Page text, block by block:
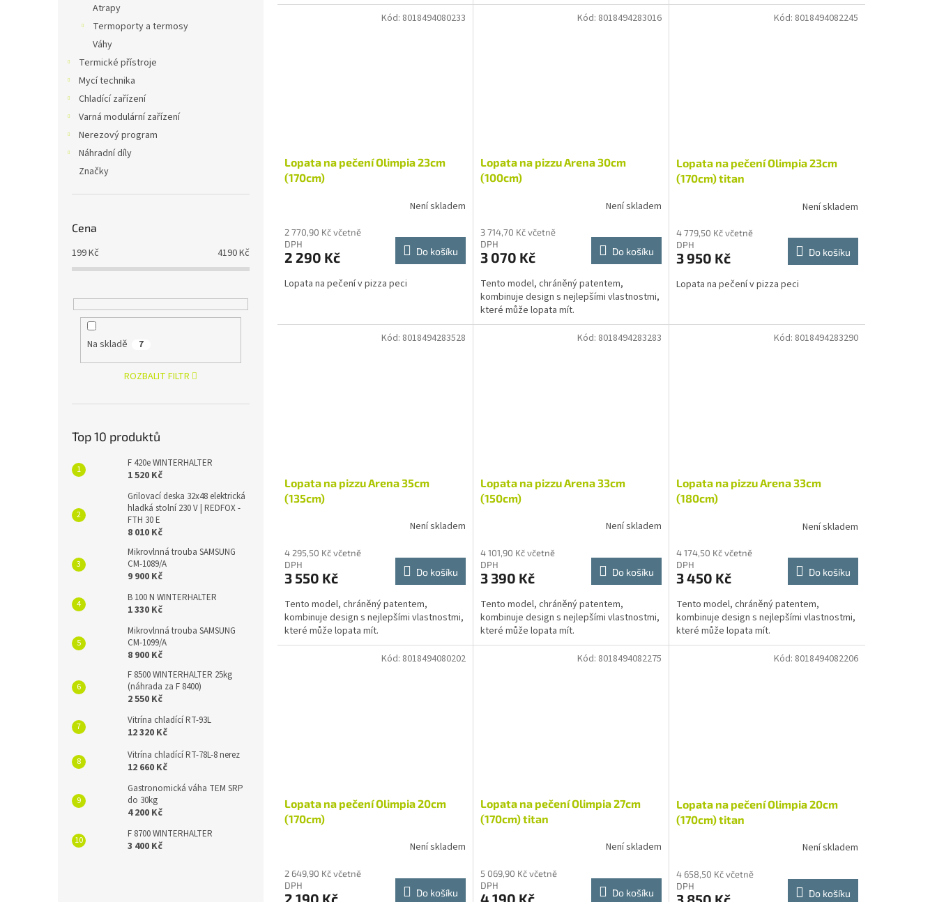
Atrapy
Termoporty a termosy
Váhy
Termické přístroje
Mycí technika
Chladící zařízení
Varná modulární zařízení
Nerezový program
Náhradní díly
Značky
Cena
199Kč 4190Kč
Na skladě 7
ROZBALIT FILTR
Top 10 produktů
F 420e WINTERHALTER
1 520 Kč
Grilovací deska 32x48 elektrická
hladká stolní 230 V | REDFOX -
FTH 30 E
8 010 Kč
Mikrovlnná trouba SAMSUNG
CM-1089/A
9 900 Kč
B 100 N WINTERHALTER
1 330 Kč
Mikrovlnná trouba SAMSUNG
CM-1099/A
8 900 Kč
F 8500 WINTERHALTER 25kg
(náhrada za F 8400)
2 550 Kč
Vitrína chladící RT-93L
12 320 Kč
Vitrína chladící RT-78L-8 nerez
12 660 Kč
Gastronomická váha TEM SRP
do 30kg
4 200 Kč
F 8700 WINTERHALTER
3 400 Kč
Lopata na pečení Olimpia 23cm
(170cm)
Není skladem
2 770,90 Kč včetně
DPH
2 290 Kč Do košíku
Lopata na pečení v pizza peci
Kód: 8018494080233
Lopata na pizzu Arena 30cm
(100cm)
Není skladem
3 714,70 Kč včetně
DPH
3 070 Kč Do košíku
Tento model, chráněný patentem,
kombinuje design s nejlepšími vlastnostmi,
které může lopata mít.
Kód: 8018494283016
Lopata na pečení Olimpia 23cm
(170cm) titan
Není skladem
4 779,50 Kč včetně
DPH
3 950 Kč Do košíku
Lopata na pečení v pizza peci
Kód: 8018494082245
Lopata na pizzu Arena 35cm
(135cm)
Není skladem
4 295,50 Kč včetně
DPH
3 550 Kč Do košíku
Tento model, chráněný patentem,
kombinuje design s nejlepšími vlastnostmi,
které může lopata mít.
Kód: 8018494283528
Lopata na pizzu Arena 33cm
(150cm)
Není skladem
4 101,90 Kč včetně
DPH
3 390 Kč Do košíku
Tento model, chráněný patentem,
kombinuje design s nejlepšími vlastnostmi,
které může lopata mít.
Kód: 8018494283283
Lopata na pizzu Arena 33cm
(180cm)
Není skladem
4 174,50 Kč včetně
DPH
3 450 Kč Do košíku
Tento model, chráněný patentem,
kombinuje design s nejlepšími vlastnostmi,
které může lopata mít.
Kód: 8018494283290
Lopata na pečení Olimpia 20cm
(170cm)
Není skladem
2 649,90 Kč včetně
DPH
2 190 Kč Do košíku
Kód: 8018494080202
Lopata na pečení Olimpia 27cm
(170cm) titan
Není skladem
5 069,90 Kč včetně
DPH
4 190 Kč Do košíku
Kód: 8018494082275
Lopata na pečení Olimpia 20cm
(170cm) titan
Není skladem
4 658,50 Kč včetně
DPH
Do košíku
Kód: 8018494082206